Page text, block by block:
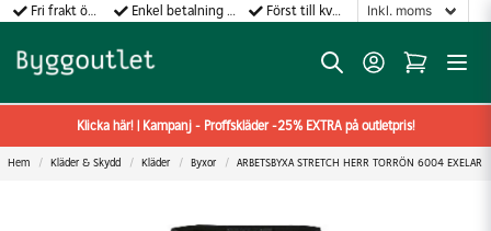
Fri frakt över 499:- Enkel betalning med Klarna Först till kvarn gäller!
Klicka här! | Kampanj - Proffskläder -25% EXTRA på outletpris!
Hem Kläder & Skydd Kläder Byxor ARBETSBYXA STRETCH HERR TORRÖN 6004 EXELAR